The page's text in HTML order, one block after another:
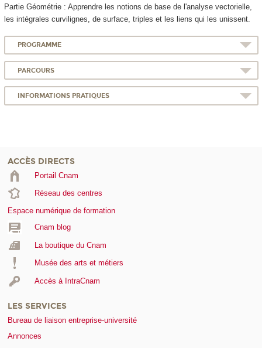
Partie Géométrie : Apprendre les notions de base de l'analyse vectorielle,
les intégrales curvilignes, de surface, triples et les liens qui les unissent.
PROGRAMME
PARCOURS
INFORMATIONS PRATIQUES
ACCÈS DIRECTS
Portail Cnam
Réseau des centres
Espace numérique de formation
Cnam blog
La boutique du Cnam
Musée des arts et métiers
Accès à IntraCnam
LES SERVICES
Bureau de liaison entreprise-université
Annonces